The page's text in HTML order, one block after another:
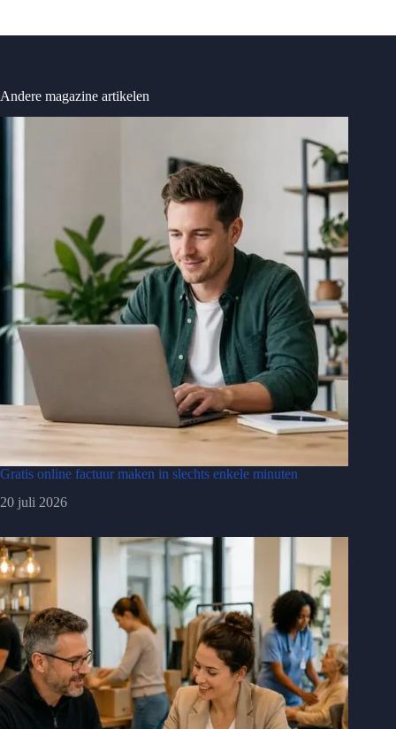
Andere magazine artikelen
Gratis online factuur maken in slechts enkele minuten
20 juli 2026